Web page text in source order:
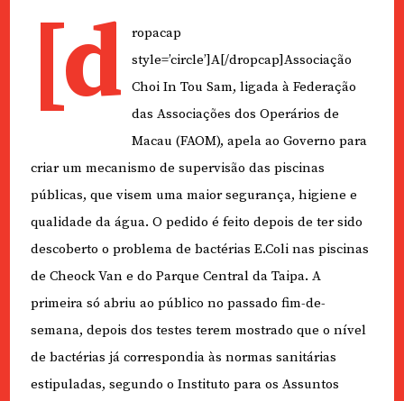
[d
ropacap
style=’circle’]A[/dropcap]Associação
Choi In Tou Sam, ligada à Federação
das Associações dos Operários de
Macau (FAOM), apela ao Governo para
criar um mecanismo de supervisão das piscinas
públicas, que visem uma maior segurança, higiene e
qualidade da água. O pedido é feito depois de ter sido
descoberto o problema de bactérias E.Coli nas piscinas
de Cheock Van e do Parque Central da Taipa. A
primeira só abriu ao público no passado fim-de-
semana, depois dos testes terem mostrado que o nível
de bactérias já correspondia às normas sanitárias
estipuladas, segundo o Instituto para os Assuntos